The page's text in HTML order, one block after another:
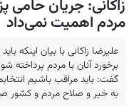
زاکانی: جریان حامی
مردم اهمیت نمی‌داد
علیرضا زاکانی با بیان اینکه
برخورد آنان با مردم پرداخته
گفت: باید مراقب باشیم
به خیر و صلاح مردم و کشور